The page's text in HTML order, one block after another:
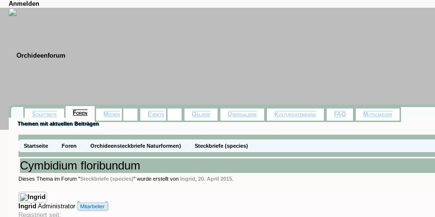
Anmelden
Startseite Foren Orchideensteckbriefe Naturformen) Steckbriefe (species)
Cymbidium floribundum
Dieses Thema im Forum "Steckbriefe (species)" wurde erstellt vonIngrid ,20. April 2015
Ingrid Administrator Mitarbeiter
Registriert seit:
Startseite Foren
Themen mit aktuellen Beiträgen
Medien Events Galerie Usergalerie Kulturdatenbank FAQ Motivjaeger